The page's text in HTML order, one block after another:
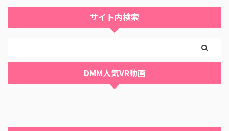
サイト内検索
DMM人気VR動画